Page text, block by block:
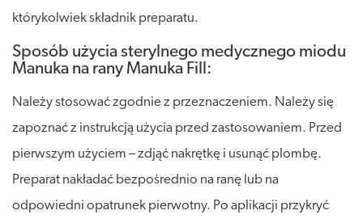
którykolwiek składnik preparatu.
Sposób użycia sterylnego medycznego miodu
Manuka na rany Manuka Fill:
Należy stosować zgodnie z przeznaczeniem. Należy się
zapoznać z instrukcją użycia przed zastosowaniem. Przed
pierwszym użyciem – zdjąć nakrętkę i usunąć plombę.
Preparat nakładać bezpośrednio na ranę lub na
odpowiedni opatrunek pierwotny. Po aplikacji przykryć